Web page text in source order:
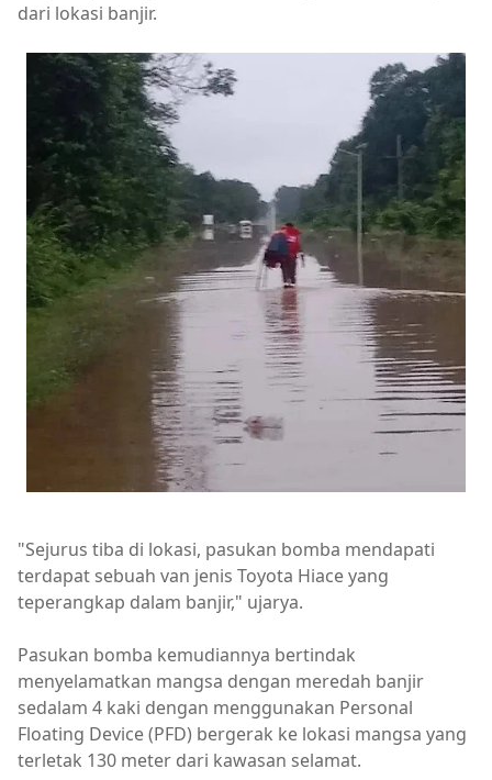
dari lokasi banjir.
"Sejurus tiba di lokasi, pasukan bomba mendapati
terdapat sebuah van jenis Toyota Hiace yang
teperangkap dalam banjir," ujarya.
Pasukan bomba kemudiannya bertindak
menyelamatkan mangsa dengan meredah banjir
sedalam 4 kaki dengan menggunakan Personal
Floating Device (PFD) bergerak ke lokasi mangsa yang
terletak 130 meter dari kawasan selamat.